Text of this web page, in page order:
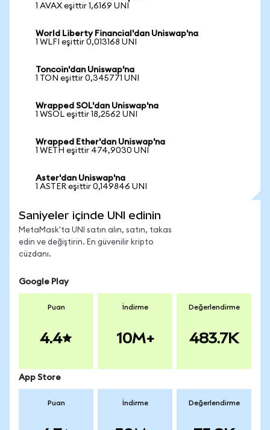
1 AVAX eşittir 1,6169 UNI
World Liberty Financial'dan Uniswap'na
1 WLFI eşittir 0,013168 UNI
Toncoin'dan Uniswap'na
1 TON eşittir 0,345771 UNI
Wrapped SOL'dan Uniswap'na
1 WSOL eşittir 18,2562 UNI
Wrapped Ether'dan Uniswap'na
1 WETH eşittir 474,9030 UNI
Aster'dan Uniswap'na
1 ASTER eşittir 0,149846 UNI
Saniyeler içinde UNI edinin
MetaMask'ta UNI satın alın, satın, takas
edin ve değiştirin. En güvenilir kripto
cüzdanı.
Google Play
Puan
4.4
İndirme
10M+
Değerlendirme
483.7K
App Store
Puan İndirme Değerlendirme